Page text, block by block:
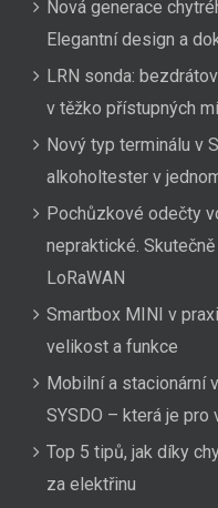
Nová generace
Elegantní design a
LRN sonda:
v těžko přístupných
Nový typ terminálu v
alkoholtester v
Pochůzkové odečty
nepraktické.
LoRaWAN
Smartbox MINI v
velikost a funkce
Mobilní a stacionární
SYSDO – která je pro
Top 5 tipů, jak díky
za elektřinu